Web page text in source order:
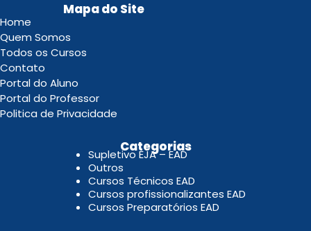
Mapa do Site
Home
Quem Somos
Todos os Cursos
Contato
Portal do Aluno
Portal do Professor
Politica de Privacidade
Categorias
Supletivo EJA – EAD
Outros
Cursos Técnicos EAD
Cursos profissionalizantes EAD
Cursos Preparatórios EAD